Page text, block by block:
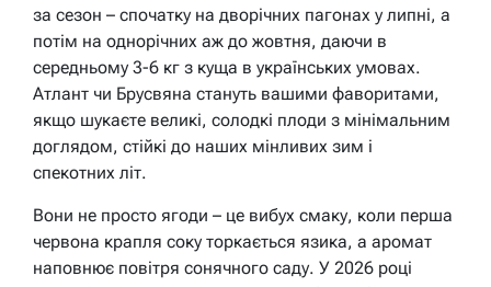
за сезон – спочатку на дворічних пагонах у липні, а
потім на однорічних аж до жовтня, даючи в
середньому 3-6 кг з куща в українських умовах.
Атлант чи Брусвяна стануть вашими фаворитами,
якщо шукаєте великі, солодкі плоди з мінімальним
доглядом, стійкі до наших мінливих зим і
спекотних літ.
Вони не просто ягоди – це вибух смаку, коли перша
червона крапля соку торкається язика, а аромат
наповнює повітря сонячного саду. У 2026 році